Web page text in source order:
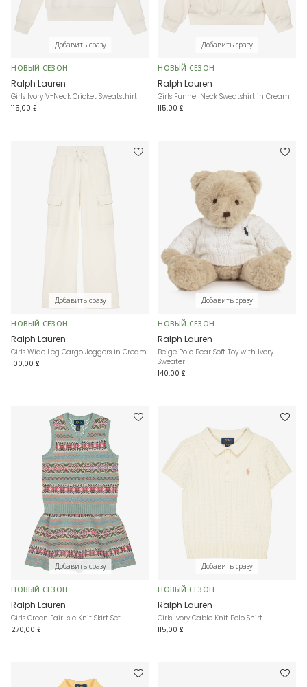
Добавить сразу
НОВЫЙ СЕЗОН
Ralph Lauren
Girls Ivory V-Neck Cricket Sweatsthirt
115,00 £
Добавить сразу
НОВЫЙ СЕЗОН
Ralph Lauren
Girls Funnel Neck Sweatshirt in Cream
115,00 £
Добавить сразу
НОВЫЙ СЕЗОН
Ralph Lauren
Girls Wide Leg Cargo Joggers in Cream
100,00 £
Добавить сразу
НОВЫЙ СЕЗОН
Ralph Lauren
Beige Polo Bear Soft Toy with Ivory
Sweater
140,00 £
Добавить сразу
НОВЫЙ СЕЗОН
Ralph Lauren
Girls Green Fair Isle Knit Skirt Set
270,00 £
Добавить сразу
НОВЫЙ СЕЗОН
Ralph Lauren
Girls Ivory Cable Knit Polo Shirt
115,00 £